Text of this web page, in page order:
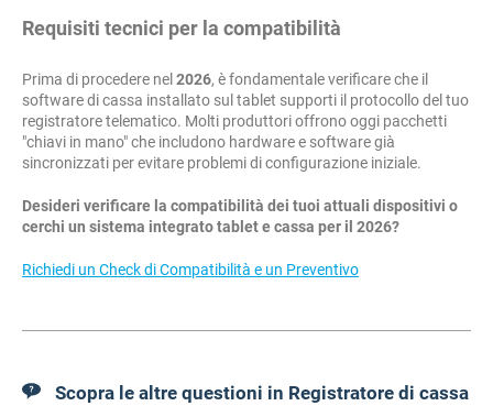
Requisiti tecnici per la compatibilità
Prima di procedere nel 2026, è fondamentale verificare che il
software di cassa installato sul tablet supporti il protocollo del tuo
registratore telematico. Molti produttori offrono oggi pacchetti
"chiavi in mano" che includono hardware e software già
sincronizzati per evitare problemi di configurazione iniziale.
Desideri verificare la compatibilità dei tuoi attuali dispositivi o
cerchi un sistema integrato tablet e cassa per il 2026?
Richiedi un Check di Compatibilità e un Preventivo
Scopra le altre questioni in Registratore di cassa